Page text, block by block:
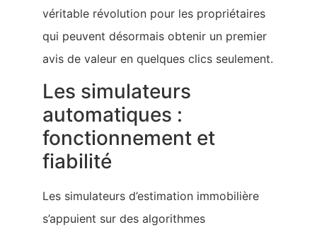
véritable révolution pour les propriétaires
qui peuvent désormais obtenir un premier
avis de valeur en quelques clics seulement.
Les simulateurs
automatiques :
fonctionnement et
fiabilité
Les simulateurs d’estimation immobilière
s’appuient sur des algorithmes